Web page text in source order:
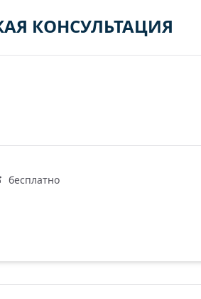
КОНСУЛЬТАЦИЯ
бесплатно